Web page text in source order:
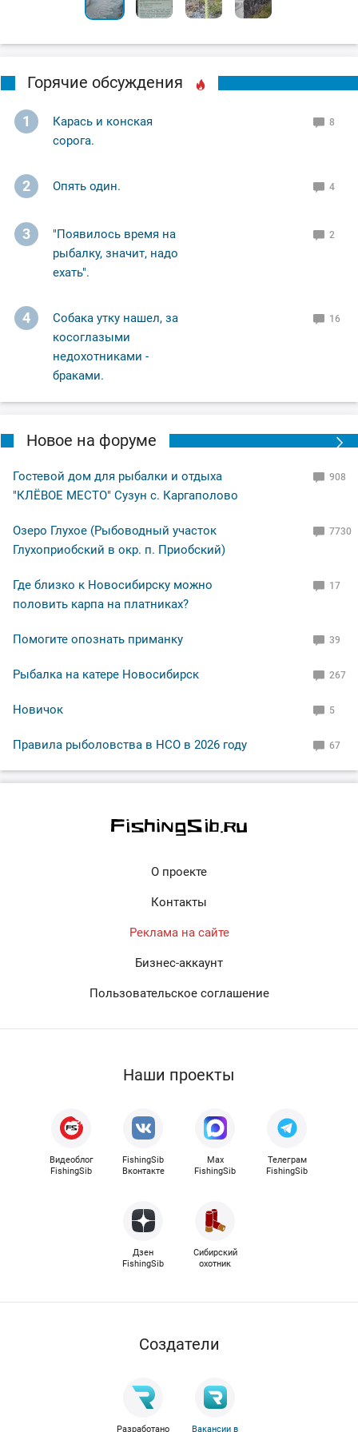
Горячие обсуждения
1
Карась и конская
сорога.
8
2 Опять один. 4
3
"Появилось время на
рыбалку, значит, надо
ехать".
2
4
Собака утку нашел, за
косоглазыми
недохотниками -
браками.
16
Новое на форуме
Гостевой дом для рыбалки и отдыха
"КЛЁВОЕ МЕСТО" Сузун с. Каргаполово
908
Озеро Глухое (Рыбоводный участок
Глухоприобский в окр. п. Приобский)
7730
Где близко к Новосибирску можно
половить карпа на платниках?
17
Помогите опознать приманку 39
Рыбалка на катере Новосибирск 267
Новичок 5
Правила рыболовства в НСО в 2026 году 67
О проекте
Контакты
Реклама на сайте
Бизнес-аккаунт
Пользовательское соглашение
Наши проекты
Видеоблог
FishingSib
FishingSib
Вконтакте
Max
FishingSib
Телеграм
FishingSib
Дзен
FishingSib
Сибирский
охотник
Cоздатели
Разработано Вакансии в